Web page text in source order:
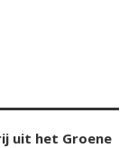
uit het Groene